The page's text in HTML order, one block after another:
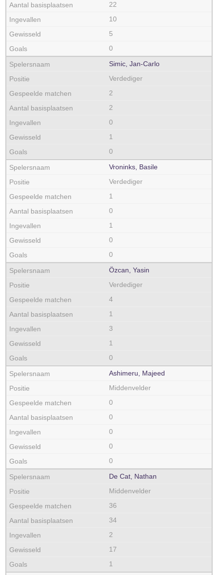
22
10
5
0
Simic, Jan-Carlo
Verdediger
2
2
0
1
0
Vroninks, Basile
Verdediger
1
0
1
0
0
Özcan, Yasin
Verdediger
4
1
3
1
0
Ashimeru, Majeed
Middenvelder
0
0
0
0
0
De Cat, Nathan
Middenvelder
36
34
2
17
1